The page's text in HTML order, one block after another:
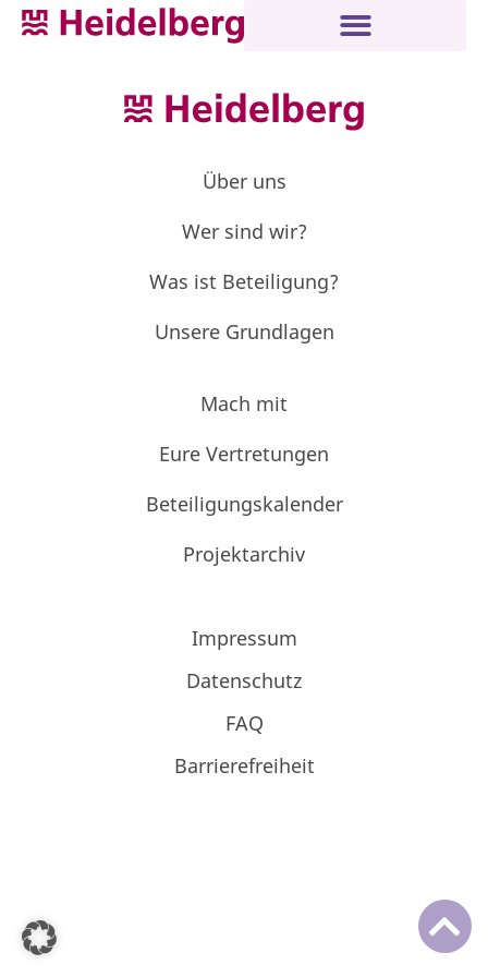
Mach mit
Eure Vertretungen
Beteiligungskalender
Projektarchiv
Impressum
Datenschutz
FAQ
Barrierefreiheit
Über uns
Wer sind wir?
Was ist Beteiligung?
Unsere Grundlagen